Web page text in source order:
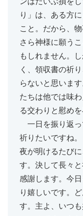
り」は、ある方
こと。だから、
さら神様に願う
もしれません。
く、領収書の祈
らないと思いま
たちは他では味
る交わりと慰め
一日を振り返っ
祈りたいですね。
夜が明けるたび
す。決して長々
感謝します。今
り嬉しいです。
す。主よ、いつ